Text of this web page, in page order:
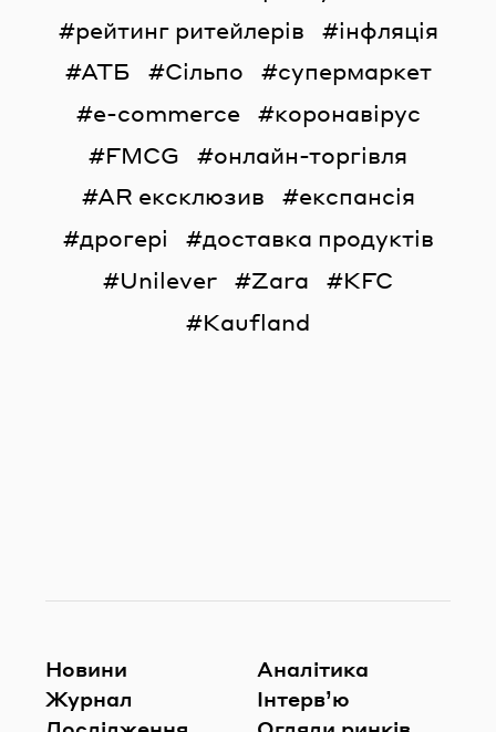
рейтинг ритейлерів
інфляція
АТБ
Сільпо
супермаркет
e-commerce
коронавірус
FMCG
онлайн-торгівля
AR ексклюзив
експансія
дрогері
доставка продуктів
Unilever
Zara
KFC
Kaufland
Новини
Журнал
Аналітика
Інтерв’ю